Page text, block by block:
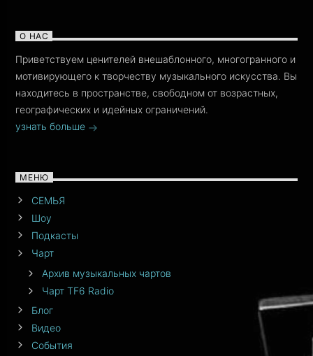
О НАС
Приветствуем ценителей внешаблонного, многогранного и
мотивирующего к творчеству музыкального искусства. Вы
находитесь в пространстве, свободном от возрастных,
географических и идейных ограничений.
узнать больше
МЕНЮ
СЕМЬЯ
Шоу
Подкасты
Чарт
Архив музыкальных чартов
Чарт TF6 Radio
Блог
Видео
События